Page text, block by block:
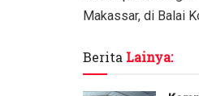
Makassar, di Balai
Berita Lainya: